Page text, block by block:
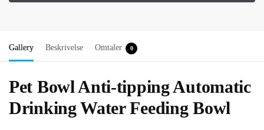
Gallery Beskrivelse Omtaler 0
Pet Bowl Anti-tipping Automatic
Drinking Water Feeding Bowl